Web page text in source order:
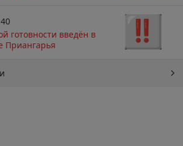
готовности введён в
Приангарья